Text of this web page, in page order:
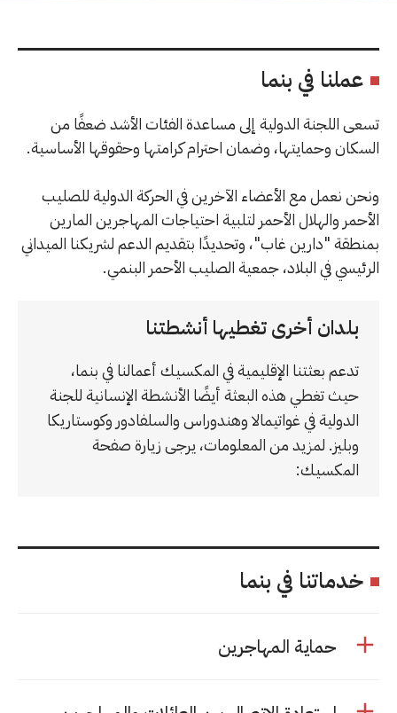
عملنا في بنما
تسعى اللجنة الدولية إلى مساعدة الفئات الأشد ضعفًا من
السكان وحمايتها، وضمان احترام كرامتها وحقوقها الأساسية.
ونحن نعمل مع الأعضاء الآخرين في الحركة الدولية للصليب
الأحمر والهلال الأحمر لتلبية احتياجات المهاجرين المارين
بمنطقة "دارين غاب"، وتحديدًا بتقديم الدعم لشريكنا الميداني
الرئيسي في البلاد، جمعية الصليب الأحمر البنمي.
بلدان أخرى تغطيها أنشطتنا
تدعم بعثتنا الإقليمية في المكسيك أعمالنا في بنما،
حيث تغطي هذه البعثة أيضًا الأنشطة الإنسانية للجنة
الدولية في غواتيمالا وهندوراس والسلفادور وكوستاريكا
وبليز. لمزيد من المعلومات، يرجى زيارة صفحة
المكسيك:
خدماتنا في بنما
حماية المهاجرين